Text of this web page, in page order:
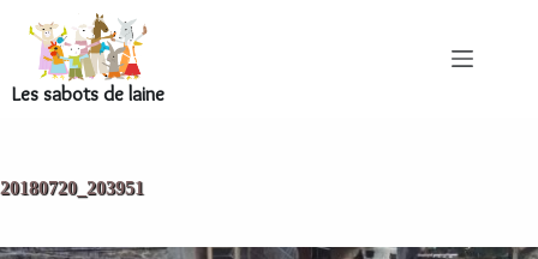
Les sabots de laine
20180720_203951